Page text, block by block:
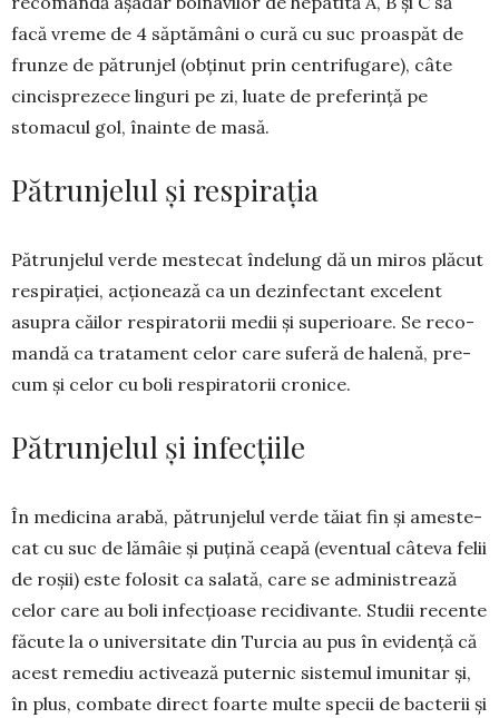
facă vreme de 4 săptămâni o cură cu suc proas­păt de
frunze de pătrunjel (obținut prin centri­fu­gare), câte
cincisprezece linguri pe zi, luate de pre­fe­rință pe
stomacul gol, înainte de masă.
Pătrunjelul și respirația
Pătrunjelul verde mestecat îndelung dă un miros plăcut
res­pirației, acționează ca un dezin­fec­tant exce­lent
asupra căi­lor respiratorii medii și supe­ri­oare. Se reco­
man­dă ca tra­ta­ment celor care suferă de halenă, pre­
cum și celor cu boli respi­ratorii cronice.
Pătrunjelul și infecțiile
În medicina arabă, pătrun­je­lul verde tăiat fin și ames­te­
cat cu suc de lămâie și puțină ceapă (eventual câteva felii
de roșii) este folosit ca sa­la­tă, care se adminis­trea­ză
celor care au boli in­fec­ți­oase reci­di­van­te. Studii re­cente
făcute la o uni­versi­tate din Turcia au pus în evidență că
acest remediu activează puternic sis­temul imu­nitar și,
în plus, combate direct foarte mul­te spe­­­cii de bacterii și